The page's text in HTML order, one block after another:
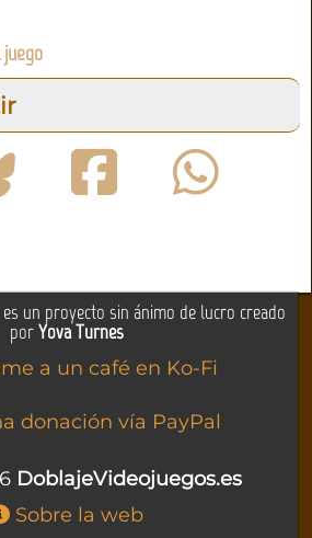
es un proyecto sin ánimo de lucro creado
porYova Turnes
a un café en Ko-Fi
donación vía PayPal
DoblajeVideojuegos.es
Sobre la web